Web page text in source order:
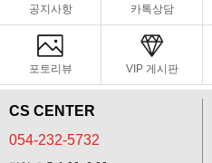
공지사항 카톡상담
포토리뷰 VIP 게시판
CS CENTER
054-232-5732